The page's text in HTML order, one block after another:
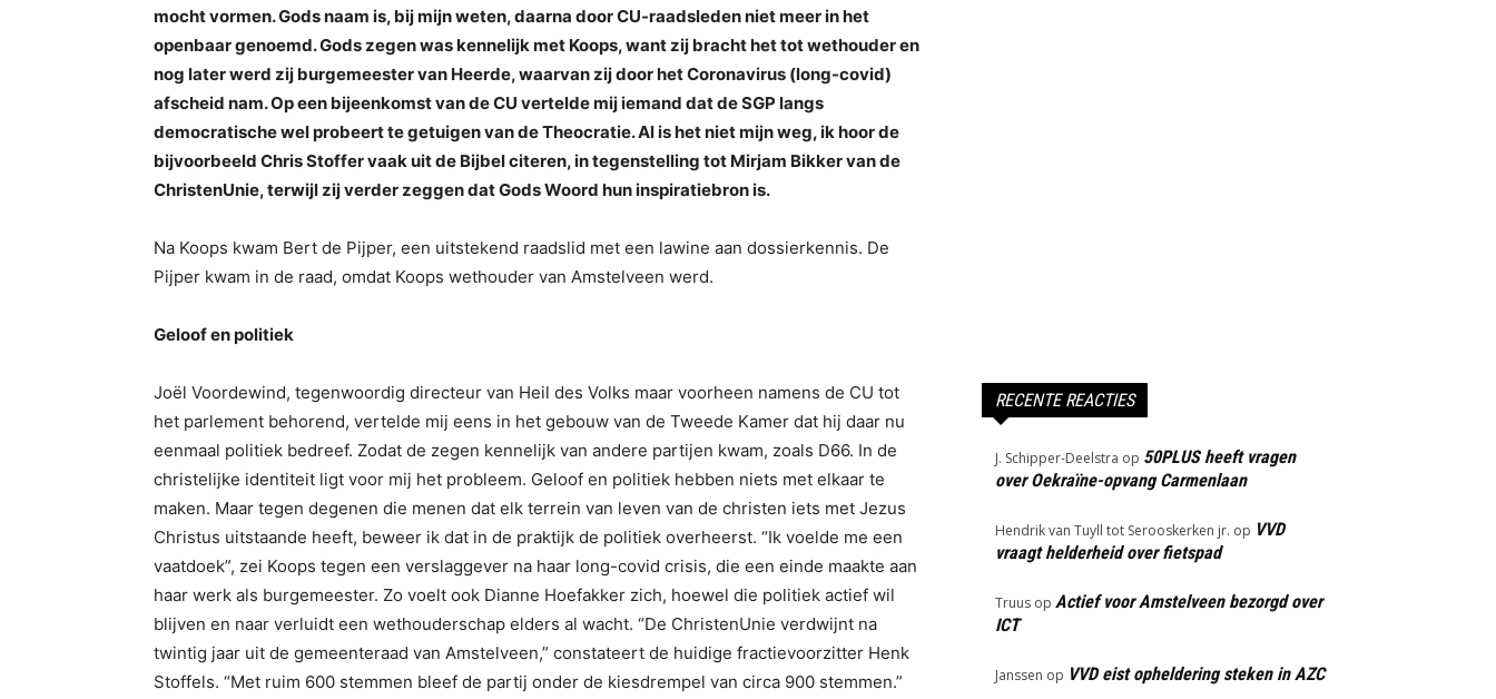
mocht vormen. Gods naam is, bij mijn weten, daarna door CU-raadsleden niet meer in het
openbaar genoemd. Gods zegen was kennelijk met Koops, want zij bracht het tot wethouder en
nog later werd zij burgemeester van Heerde, waarvan zij door het Coronavirus (long-covid)
afscheid nam. Op een bijeenkomst van de CU vertelde mij iemand dat de SGP langs
democratische wel probeert te getuigen van de Theocratie. Al is het niet mijn weg, ik hoor de
bijvoorbeeld Chris Stoffer vaak uit de Bijbel citeren, in tegenstelling tot Mirjam Bikker van de
ChristenUnie, terwijl zij verder zeggen dat Gods Woord hun inspiratiebron is.
Na Koops kwam Bert de Pijper, een uitstekend raadslid met een lawine aan dossierkennis. De
Pijper kwam in de raad, omdat Koops wethouder van Amstelveen werd.
Geloof en politiek
Joël Voordewind, tegenwoordig directeur van Heil des Volks maar voorheen namens de CU tot
het parlement behorend, vertelde mij eens in het gebouw van de Tweede Kamer dat hij daar nu
eenmaal politiek bedreef. Zodat de zegen kennelijk van andere partijen kwam, zoals D66. In de
christelijke identiteit ligt voor mij het probleem. Geloof en politiek hebben niets met elkaar te
maken. Maar tegen degenen die menen dat elk terrein van leven van de christen iets met Jezus
Christus uitstaande heeft, beweer ik dat in de praktijk de politiek overheerst. “Ik voelde me een
vaatdoek”, zei Koops tegen een verslaggever na haar long-covid crisis, die een einde maakte aan
haar werk als burgemeester. Zo voelt ook Dianne Hoefakker zich, hoewel die politiek actief wil
blijven en naar verluidt een wethouderschap elders al wacht. “De ChristenUnie verdwijnt na
twintig jaar uit de gemeenteraad van Amstelveen,” constateert de huidige fractievoorzitter Henk
Stoffels. “Met ruim 600 stemmen bleef de partij onder de kiesdrempel van circa 900 stemmen.”
RECENTE REACTIES
J. Schipper-Deelstra op 50PLUS heeft vragen
over Oekraïne-opvang Carmenlaan
Hendrik van Tuyll tot Serooskerken jr. op VVD
vraagt helderheid over fietspad
Truus op Actief voor Amstelveen bezorgd over
ICT
Janssen op VVD eist opheldering steken in AZC